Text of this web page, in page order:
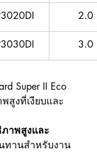
2.0
3.0
Super II Eco
สูงที่เงียบและ
าพสูงและ
ทานสำหรับงาน